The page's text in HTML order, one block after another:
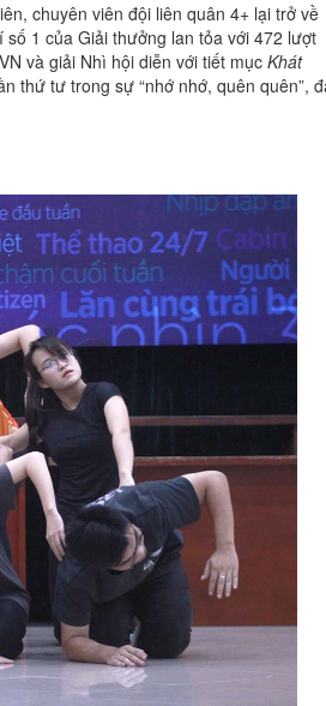
chuyên viên đội liên quân 4+ lại trở về
1 của Giải thưởng lan tỏa với 472 lượt
và giải Nhì hội diễn với tiết mục Khát
thứ tư trong sự “nhớ nhớ, quên quên”,